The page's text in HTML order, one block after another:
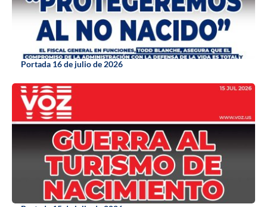
Portada 16 de julio de 2026